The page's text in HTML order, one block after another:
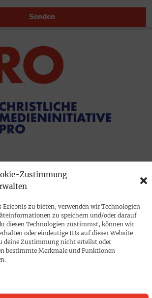
Zustimmung
zu bieten, verwenden wir Technologien
zu speichern und/oder darauf
diesen Technologien zustimmst, können wir
oder eindeutige IDs auf dieser Website
deine Zustimmung nicht erteilst oder
bestimmte Merkmale und Funktionen
Senden